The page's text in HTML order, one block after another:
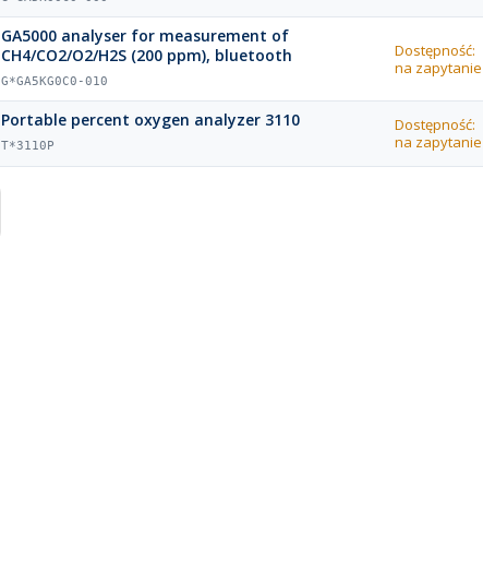
GA5000 analyser for measurement of
CH4/CO2/O2/H2S (200 ppm), bluetooth
G*GA5KG0C0-010
Dostępność:
na zapytanie
Portable percent oxygen analyzer 3110
T*3110P
Dostępność:
na zapytanie